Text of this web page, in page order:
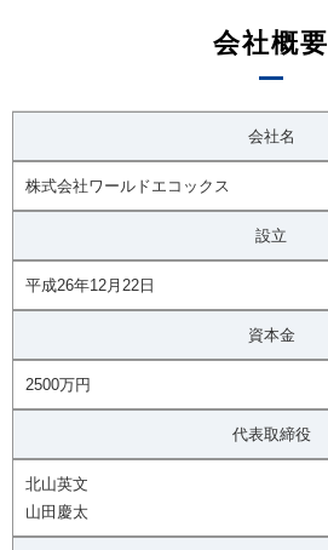
会社概要
会社名
株式会社ワールドエコックス
設立
平成26年12月22日
資本金
2500万円
代表取締役
北山英文
山田慶太